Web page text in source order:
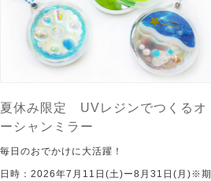
夏休み限定 UVレジンでつくるオ
ーシャンミラー
毎日のおでかけに大活躍！
日時：2026年7月11日(土)ー8月31日(月)※期